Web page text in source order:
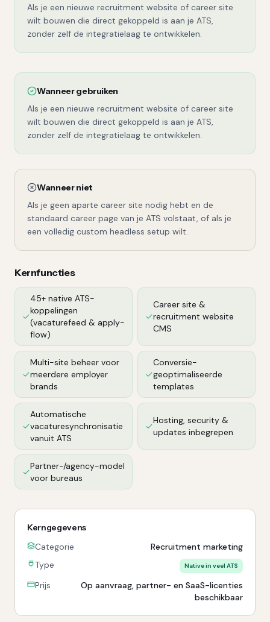
Als je een nieuwe recruitment website of career site
wilt bouwen die direct gekoppeld is aan je ATS,
zonder zelf de integratielaag te ontwikkelen.
Wanneer gebruiken
Als je een nieuwe recruitment website of career site
wilt bouwen die direct gekoppeld is aan je ATS,
zonder zelf de integratielaag te ontwikkelen.
Wanneer niet
Als je geen aparte career site nodig hebt en de
standaard career page van je ATS volstaat, of als je
een volledig custom headless setup wilt.
Kernfuncties
45+ native ATS-
koppelingen
(vacaturefeed & apply-
flow)
Career site &
recruitment website
CMS
Multi-site beheer voor
meerdere employer
brands
Conversie-
geoptimaliseerde
templates
Automatische
vacaturesynchronisatie
vanuit ATS
Hosting, security &
updates inbegrepen
Partner-/agency-model
voor bureaus
Kerngegevens
Categorie
Recruitment marketing
Type
Native in veel ATS
Prijs
Op aanvraag, partner- en SaaS-licenties
beschikbaar